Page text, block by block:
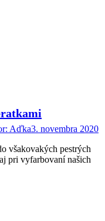
Aďka3. novembra 2020
všakovakých pestrých
pri vyfarbovaní našich